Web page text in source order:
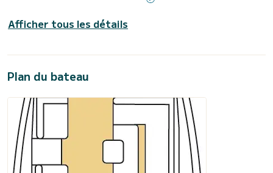
Afficher tous les détails
Plan du bateau